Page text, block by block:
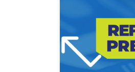
Na manhã desta
Marcelo Panosso
Gustavo Tenguan,
jornalista Anderson
que durou cerca de
IPREV tiraram
[…]